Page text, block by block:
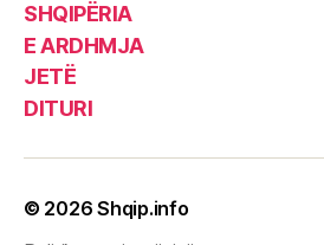
SHQIPËRIA
E ARDHMJA
JETË
DITURI
© 2026Shqip.info